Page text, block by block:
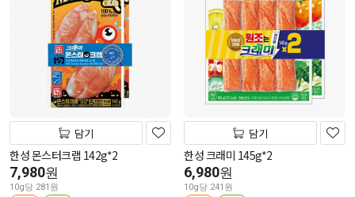
담기
한성 몬스터크랩 142g*2
7,980원
10g당 281원
담기
한성 크래미 145g*2
6,980원
10g당 241원